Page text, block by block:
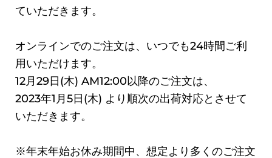
ていただきます。
オンラインでのご注文は、いつでも24時間ご利
用いただけます。
12月29日(木) AM12:00以降のご注文は、
2023年1月5日(木) より順次の出荷対応とさせて
いただきます。
※年末年始お休み期間中、想定より多くのご注文